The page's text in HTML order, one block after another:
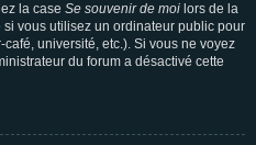
la case Se souvenir de moi lors de la
vous utilisez un ordinateur public pour
université, etc.). Si vous ne voyez
du forum a désactivé cette